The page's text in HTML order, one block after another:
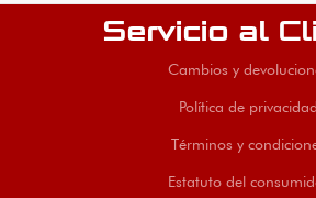
Servicio al
Cambios y
Política de privacidad
Términos y
Estatuto del